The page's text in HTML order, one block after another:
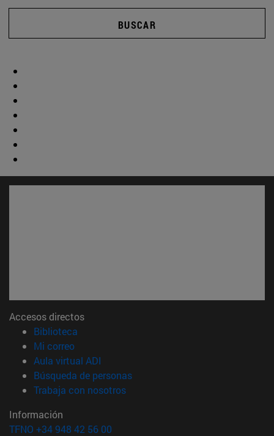
BUSCAR
Accesos directos
Biblioteca
Mi correo(abre en nueva ventana)
Aula virtual ADI
Búsqueda de personas(abre en nueva ventana)
Trabaja con nosotros(abre en nueva ventana)
Información
TFNO +34 948 42 56 00